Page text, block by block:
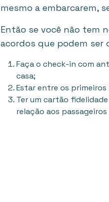
mesmo a embarcarem,
Então se você não tem
acordos que podem ser
Faça o check-in com
casa;
Estar entre os
Ter um cartão
relação aos